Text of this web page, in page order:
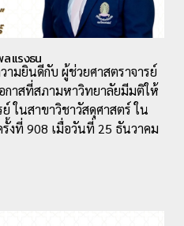
แรงธน
ามยินดีกับ ผู้ช่วยศาสตราจารย์
าสที่สภามหาวิทยาลัยมีมติให้
ในสาขาวิชาวัสดุศาสตร์ ใน
งที่ 908 เมื่อวันที่ 25 ธันวาคม